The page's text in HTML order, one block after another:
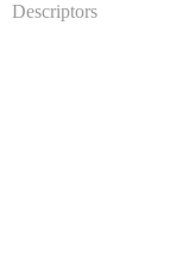
Descriptors